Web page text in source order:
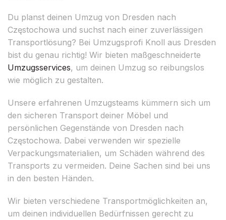
Du planst deinen Umzug von Dresden nach
Częstochowa und suchst nach einer zuverlässigen
Transportlösung? Bei Umzugsprofi Knoll aus Dresden
bist du genau richtig! Wir bieten maßgeschneiderte
Umzugsservices, um deinen Umzug so reibungslos
wie möglich zu gestalten.
Unsere erfahrenen Umzugsteams kümmern sich um
den sicheren Transport deiner Möbel und
persönlichen Gegenstände von Dresden nach
Częstochowa. Dabei verwenden wir spezielle
Verpackungsmaterialien, um Schäden während des
Transports zu vermeiden. Deine Sachen sind bei uns
in den besten Händen.
Wir bieten verschiedene Transportmöglichkeiten an,
um deinen individuellen Bedürfnissen gerecht zu